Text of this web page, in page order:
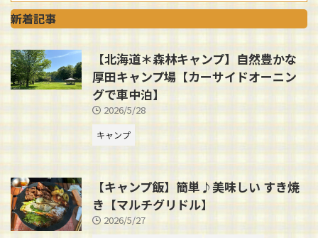
新着記事
【北海道＊森林キャンプ】自然豊かな
厚田キャンプ場【カーサイドオーニン
グで車中泊】
2026/5/28
キャンプ
【キャンプ飯】簡単♪美味しい すき焼
き【マルチグリドル】
2026/5/27